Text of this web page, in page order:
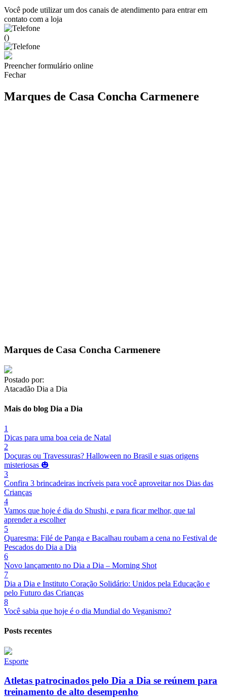
Você pode utilizar um dos canais de atendimento para entrar em
contato com a loja
()
Preencher formulário online
Fechar
Marques de Casa Concha Carmenere
Marques de Casa Concha Carmenere
Postado por:
Atacadão Dia a Dia
Mais do blog Dia a Dia
1
Dicas para uma boa ceia de Natal
2
Doçuras ou Travessuras? Halloween no Brasil e suas origens
misteriosas 🎃
3
Confira 3 brincadeiras incríveis para você aproveitar nos Dias das
Crianças
4
Vamos que hoje é dia do Shushi, e para ficar melhor, que tal
aprender a escolher
5
Quaresma: Filé de Panga e Bacalhau roubam a cena no Festival de
Pescados do Dia a Dia
6
Novo lançamento no Dia a Dia – Morning Shot
7
Dia a Dia e Instituto Coração Solidário: Unidos pela Educação e
pelo Futuro das Crianças
8
Você sabia que hoje é o dia Mundial do Veganismo?
Posts recentes
Esporte
Atletas patrocinados pelo Dia a Dia se reúnem para
treinamento de alto desempenho